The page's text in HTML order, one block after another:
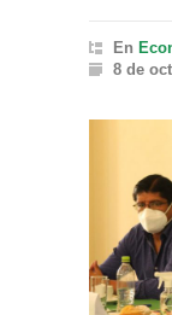
En
8 de